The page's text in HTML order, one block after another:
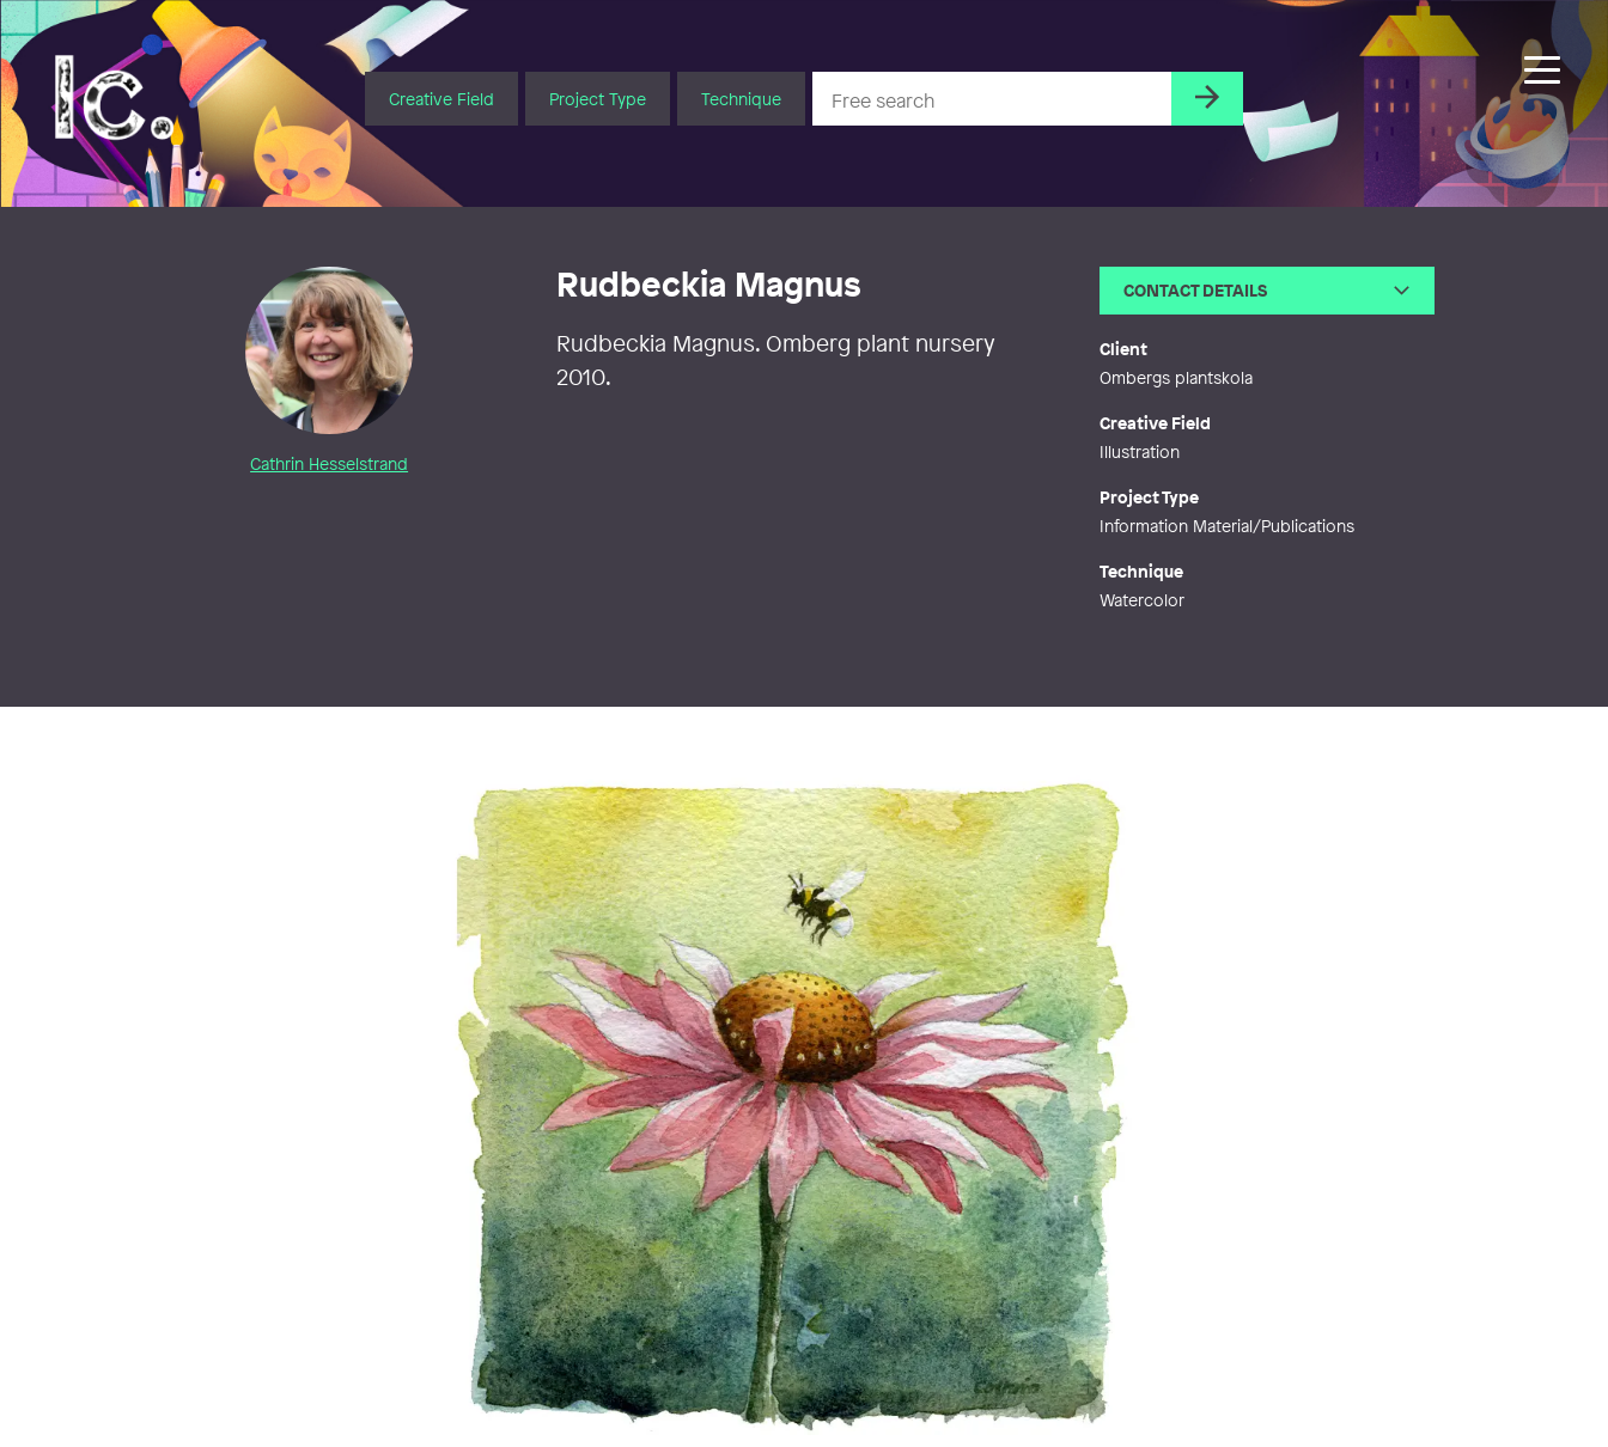
Illustratörcentrum
Creative Field Project Type Technique
Cathrin Hesselstrand
Rudbeckia Magnus
Rudbeckia Magnus. Omberg plant nursery
2010.
CONTACT DETAILS
Web
Client
Ombergs plantskola
Creative Field
Illustration
Project Type
Information Material/Publications
Technique
Watercolor